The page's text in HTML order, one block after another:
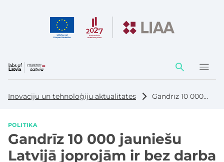
Darbības
elementi
Inovāciju un tehnoloģiju aktualitātes Gandrīz 10 000 jauniešu Latvijā joprojām ir bez darba
POLITIKA
Gandrīz 10 000 jauniešu
Latvijā joprojām ir bez darba